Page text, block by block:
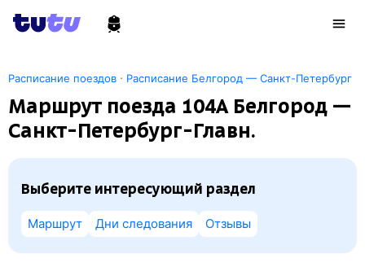
Расписание поездов · Расписание Белгород — Санкт-Петербург
Маршрут поезда 104А Белгород —
Санкт-Петербург-Главн.
Выберите интересующий раздел
Маршрут Дни следования Отзывы